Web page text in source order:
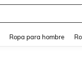
Ropa para hombre